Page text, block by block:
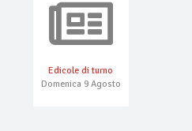
Edicole di turno
Domenica 9 Agosto